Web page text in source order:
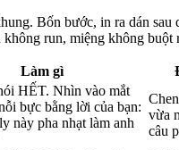
Bốn bước, in ra dán sau
run, miệng không buột
Làm gì
HẾT. Nhìn vào mắt
bực bằng lời của bạn:
này pha nhạt làm anh
vừa
câu